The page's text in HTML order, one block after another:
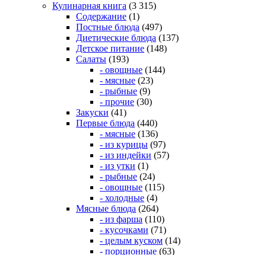
Кулинарная книга (3 315)
Содержание (1)
Постные блюда (497)
Диетические блюда (137)
Детское питание (148)
Салаты (193)
- овощные (144)
- мясные (23)
- рыбные (9)
- прочие (30)
Закуски (41)
Первые блюда (440)
- мясные (136)
- из курицы (97)
- из индейки (57)
- из утки (1)
- рыбные (24)
- овощные (115)
- холодные (4)
Мясные блюда (264)
- из фарша (110)
- кусочками (71)
- целым куском (14)
- порционные (63)